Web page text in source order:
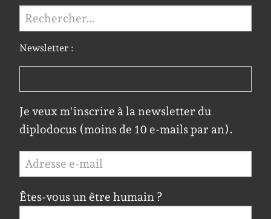
Rechercher :
Newsletter :
Je veux m'inscrire à la newsletter du
diplodocus (moins de 10 e-mails par an).
Êtes-vous un être humain ?